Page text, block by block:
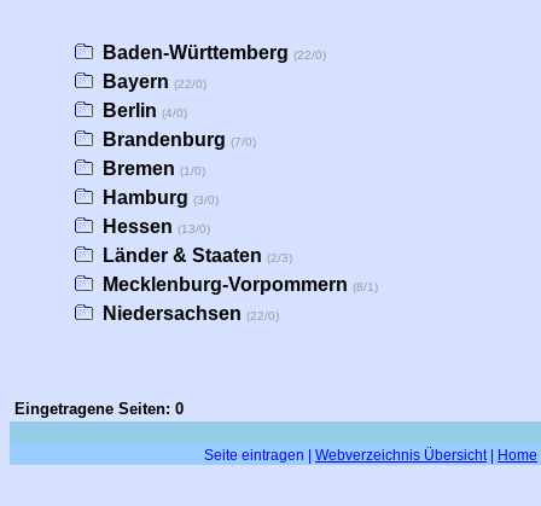
Baden-Württemberg (22/0)
Bayern (22/0)
Berlin (4/0)
Brandenburg (7/0)
Bremen (1/0)
Hamburg (3/0)
Hessen (13/0)
Länder & Staaten (2/3)
Mecklenburg-Vorpommern (8/1)
Niedersachsen (22/0)
Eingetragene Seiten: 0
Seite eintragen | Webverzeichnis Übersicht| Home